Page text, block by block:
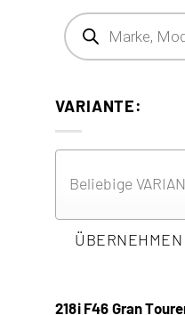
Products search
VARIANTE:
ÜBERNEHMEN
218i F46 Gran